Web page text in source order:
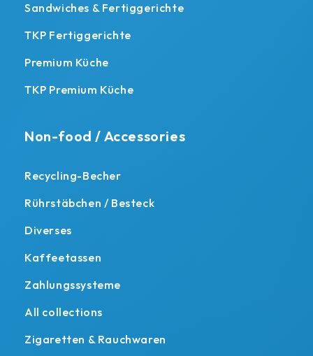
Sandwiches & Fertiggerichte
TKP Fertiggerichte
Premium Küche
TKP Premium Küche
Non-food / Accessories
Recycling-Becher
Rührstäbchen / Besteck
Diverses
Kaffeetassen
Zahlungssysteme
All collections
Zigaretten & Rauchwaren